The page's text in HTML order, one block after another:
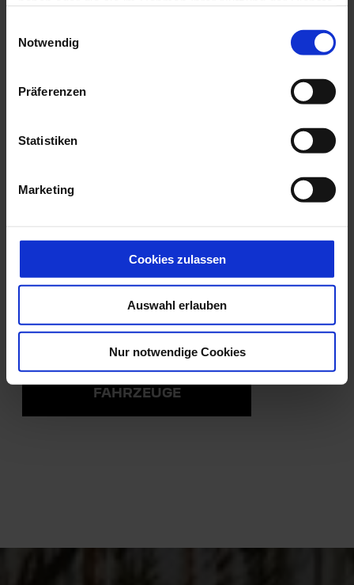
Notwendig
Präferenzen
Statistiken
Marketing
Cookies zulassen
Auswahl erlauben
Nur notwendige Cookies
Unsere sofort
verfügbaren Peugeot
Modelle
AKTUELLE PEUGEOT
FAHRZEUGE